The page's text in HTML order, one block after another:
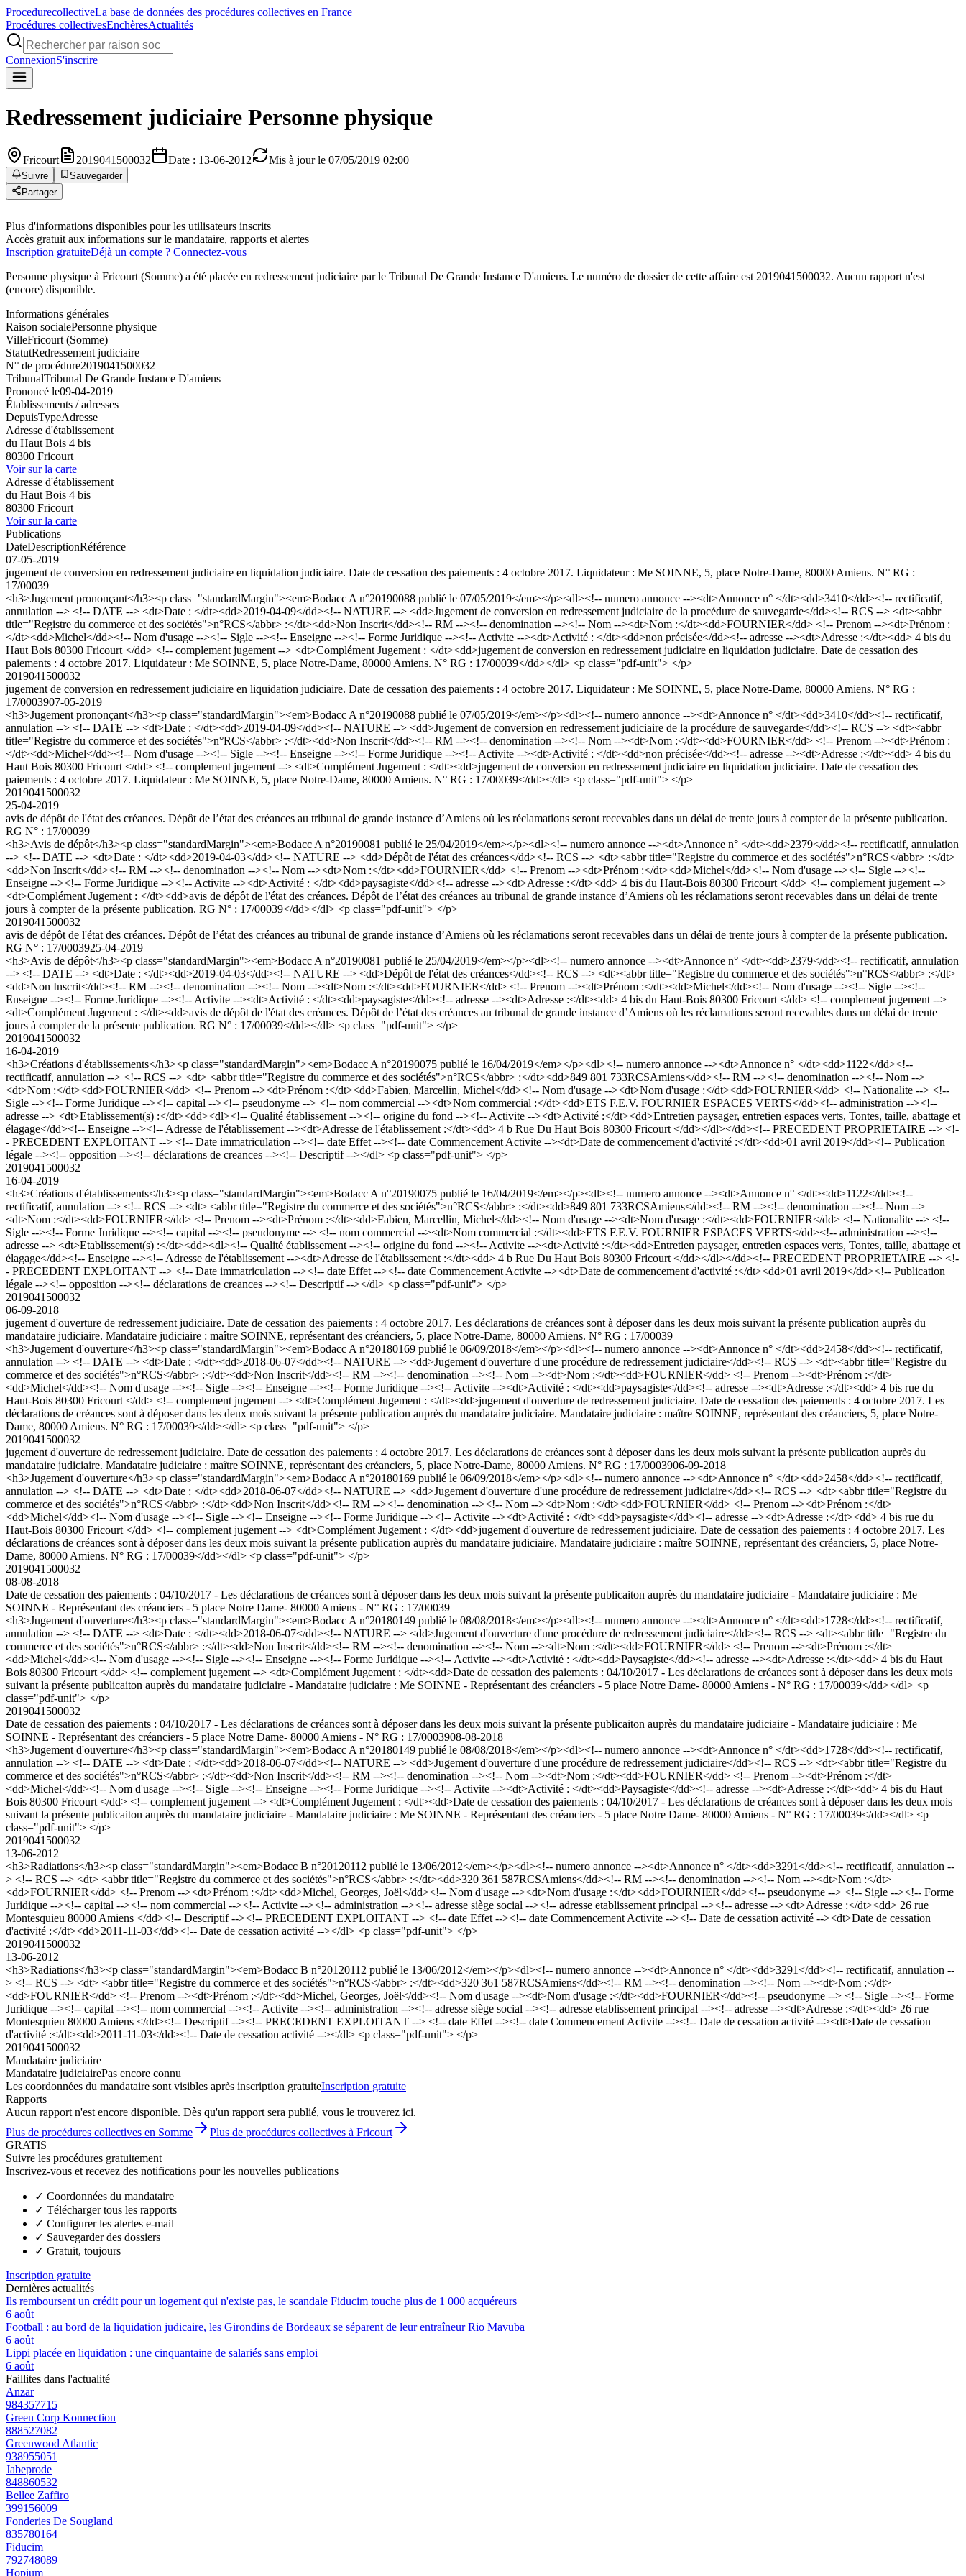
ProcedurecollectiveLa base de données des procédures collectives en France
Procédures collectivesEnchèresActualités
ConnexionS'inscrire
Redressement judiciaire Personne physique
Fricourt 2019041500032 Date : 13-06-2012 Mis à jour le 07/05/2019 02:00
Suivre
Sauvegarder
Partager
Plus d'informations disponibles pour les utilisateurs inscrits
Accès gratuit aux informations sur le mandataire, rapports et alertes
Inscription gratuiteDéjà un compte ? Connectez-vous
Personne physique à Fricourt (Somme) a été placée en redressement judiciaire par le Tribunal De Grande Instance D'amiens. Le numéro de dossier de cette affaire est 2019041500032. Aucun rapport n'est
(encore) disponible.
Informations générales
Raison socialePersonne physique
VilleFricourt (Somme)
StatutRedressement judiciaire
N° de procédure2019041500032
TribunalTribunal De Grande Instance D'amiens
Prononcé le09-04-2019
Établissements / adresses
DepuisTypeAdresse
Adresse d'établissement
du Haut Bois 4 bis
80300 Fricourt
Voir sur la carte
Adresse d'établissement
du Haut Bois 4 bis
80300 Fricourt
Voir sur la carte
Publications
DateDescriptionRéférence
07-05-2019
jugement de conversion en redressement judiciaire en liquidation judiciaire. Date de cessation des paiements : 4 octobre 2017. Liquidateur : Me SOINNE, 5, place Notre-Dame, 80000 Amiens. N° RG :
17/00039
<h3>Jugement prononçant</h3><p class="standardMargin"><em>Bodacc A n°20190088 publié le 07/05/2019</em></p><dl><!-- numero annonce --><dt>Annonce n° </dt><dd>3410</dd><!-- rectificatif,
annulation --> <!-- DATE --> <dt>Date : </dt><dd>2019-04-09</dd><!-- NATURE --> <dd>Jugement de conversion en redressement judiciaire de la procédure de sauvegarde</dd><!-- RCS --> <dt><abbr
title="Registre du commerce et des sociétés">n°RCS</abbr> :</dt><dd>Non Inscrit</dd><!-- RM --><!-- denomination --><!-- Nom --><dt>Nom :</dt><dd>FOURNIER</dd> <!-- Prenom --><dt>Prénom :
</dt><dd>Michel</dd><!-- Nom d'usage --><!-- Sigle --><!-- Enseigne --><!-- Forme Juridique --><!-- Activite --><dt>Activité : </dt><dd>non précisée</dd><!-- adresse --><dt>Adresse :</dt><dd> 4 bis du
Haut Bois 80300 Fricourt </dd> <!-- complement jugement --> <dt>Complément Jugement : </dt><dd>jugement de conversion en redressement judiciaire en liquidation judiciaire. Date de cessation des
paiements : 4 octobre 2017. Liquidateur : Me SOINNE, 5, place Notre-Dame, 80000 Amiens. N° RG : 17/00039</dd></dl> <p class="pdf-unit"> </p>
2019041500032
jugement de conversion en redressement judiciaire en liquidation judiciaire. Date de cessation des paiements : 4 octobre 2017. Liquidateur : Me SOINNE, 5, place Notre-Dame, 80000 Amiens. N° RG :
17/0003907-05-2019
<h3>Jugement prononçant</h3><p class="standardMargin"><em>Bodacc A n°20190088 publié le 07/05/2019</em></p><dl><!-- numero annonce --><dt>Annonce n° </dt><dd>3410</dd><!-- rectificatif,
annulation --> <!-- DATE --> <dt>Date : </dt><dd>2019-04-09</dd><!-- NATURE --> <dd>Jugement de conversion en redressement judiciaire de la procédure de sauvegarde</dd><!-- RCS --> <dt><abbr
title="Registre du commerce et des sociétés">n°RCS</abbr> :</dt><dd>Non Inscrit</dd><!-- RM --><!-- denomination --><!-- Nom --><dt>Nom :</dt><dd>FOURNIER</dd> <!-- Prenom --><dt>Prénom :
</dt><dd>Michel</dd><!-- Nom d'usage --><!-- Sigle --><!-- Enseigne --><!-- Forme Juridique --><!-- Activite --><dt>Activité : </dt><dd>non précisée</dd><!-- adresse --><dt>Adresse :</dt><dd> 4 bis du
Haut Bois 80300 Fricourt </dd> <!-- complement jugement --> <dt>Complément Jugement : </dt><dd>jugement de conversion en redressement judiciaire en liquidation judiciaire. Date de cessation des
paiements : 4 octobre 2017. Liquidateur : Me SOINNE, 5, place Notre-Dame, 80000 Amiens. N° RG : 17/00039</dd></dl> <p class="pdf-unit"> </p>
2019041500032
25-04-2019
avis de dépôt de l'état des créances. Dépôt de l’état des créances au tribunal de grande instance d’Amiens où les réclamations seront recevables dans un délai de trente jours à compter de la présente publication.
RG N° : 17/00039
<h3>Avis de dépôt</h3><p class="standardMargin"><em>Bodacc A n°20190081 publié le 25/04/2019</em></p><dl><!-- numero annonce --><dt>Annonce n° </dt><dd>2379</dd><!-- rectificatif, annulation
--> <!-- DATE --> <dt>Date : </dt><dd>2019-04-03</dd><!-- NATURE --> <dd>Dépôt de l'état des créances</dd><!-- RCS --> <dt><abbr title="Registre du commerce et des sociétés">n°RCS</abbr> :</dt>
<dd>Non Inscrit</dd><!-- RM --><!-- denomination --><!-- Nom --><dt>Nom :</dt><dd>FOURNIER</dd> <!-- Prenom --><dt>Prénom :</dt><dd>Michel</dd><!-- Nom d'usage --><!-- Sigle --><!--
Enseigne --><!-- Forme Juridique --><!-- Activite --><dt>Activité : </dt><dd>paysagiste</dd><!-- adresse --><dt>Adresse :</dt><dd> 4 bis du Haut-Bois 80300 Fricourt </dd> <!-- complement jugement -->
<dt>Complément Jugement : </dt><dd>avis de dépôt de l'état des créances. Dépôt de l’état des créances au tribunal de grande instance d’Amiens où les réclamations seront recevables dans un délai de trente
jours à compter de la présente publication. RG N° : 17/00039</dd></dl> <p class="pdf-unit"> </p>
2019041500032
avis de dépôt de l'état des créances. Dépôt de l’état des créances au tribunal de grande instance d’Amiens où les réclamations seront recevables dans un délai de trente jours à compter de la présente publication.
RG N° : 17/0003925-04-2019
<h3>Avis de dépôt</h3><p class="standardMargin"><em>Bodacc A n°20190081 publié le 25/04/2019</em></p><dl><!-- numero annonce --><dt>Annonce n° </dt><dd>2379</dd><!-- rectificatif, annulation
--> <!-- DATE --> <dt>Date : </dt><dd>2019-04-03</dd><!-- NATURE --> <dd>Dépôt de l'état des créances</dd><!-- RCS --> <dt><abbr title="Registre du commerce et des sociétés">n°RCS</abbr> :</dt>
<dd>Non Inscrit</dd><!-- RM --><!-- denomination --><!-- Nom --><dt>Nom :</dt><dd>FOURNIER</dd> <!-- Prenom --><dt>Prénom :</dt><dd>Michel</dd><!-- Nom d'usage --><!-- Sigle --><!--
Enseigne --><!-- Forme Juridique --><!-- Activite --><dt>Activité : </dt><dd>paysagiste</dd><!-- adresse --><dt>Adresse :</dt><dd> 4 bis du Haut-Bois 80300 Fricourt </dd> <!-- complement jugement -->
<dt>Complément Jugement : </dt><dd>avis de dépôt de l'état des créances. Dépôt de l’état des créances au tribunal de grande instance d’Amiens où les réclamations seront recevables dans un délai de trente
jours à compter de la présente publication. RG N° : 17/00039</dd></dl> <p class="pdf-unit"> </p>
2019041500032
16-04-2019
<h3>Créations d'établissements</h3><p class="standardMargin"><em>Bodacc A n°20190075 publié le 16/04/2019</em></p><dl><!-- numero annonce --><dt>Annonce n° </dt><dd>1122</dd><!--
rectificatif, annulation --> <!-- RCS --> <dt> <abbr title="Registre du commerce et des sociétés">n°RCS</abbr> :</dt><dd>849 801 733RCSAmiens</dd><!-- RM --><!-- denomination --><!-- Nom -->
<dt>Nom :</dt><dd>FOURNIER</dd> <!-- Prenom --><dt>Prénom :</dt><dd>Fabien, Marcellin, Michel</dd><!-- Nom d'usage --><dt>Nom d'usage :</dt><dd>FOURNIER</dd> <!-- Nationalite --> <!--
Sigle --><!-- Forme Juridique --><!-- capital --><!-- pseudonyme --> <!-- nom commercial --><dt>Nom commercial :</dt><dd>ETS F.E.V. FOURNIER ESPACES VERTS</dd><!-- administration --><!--
adresse --> <dt>Etablissement(s) :</dt><dd><dl><!-- Qualité établissement --><!-- origine du fond --><!-- Activite --><dt>Activité :</dt><dd>Entretien paysager, entretien espaces verts, Tontes, taille, abattage et
élagage</dd><!-- Enseigne --><!-- Adresse de l'établissement --><dt>Adresse de l'établissement :</dt><dd> 4 b Rue Du Haut Bois 80300 Fricourt </dd></dl></dd><!-- PRECEDENT PROPRIETAIRE --> <!-
- PRECEDENT EXPLOITANT --> <!-- Date immatriculation --><!-- date Effet --><!-- date Commencement Activite --><dt>Date de commencement d'activité :</dt><dd>01 avril 2019</dd><!-- Publication
légale --><!-- opposition --><!-- déclarations de creances --><!-- Descriptif --></dl> <p class="pdf-unit"> </p>
2019041500032
16-04-2019
<h3>Créations d'établissements</h3><p class="standardMargin"><em>Bodacc A n°20190075 publié le 16/04/2019</em></p><dl><!-- numero annonce --><dt>Annonce n° </dt><dd>1122</dd><!--
rectificatif, annulation --> <!-- RCS --> <dt> <abbr title="Registre du commerce et des sociétés">n°RCS</abbr> :</dt><dd>849 801 733RCSAmiens</dd><!-- RM --><!-- denomination --><!-- Nom -->
<dt>Nom :</dt><dd>FOURNIER</dd> <!-- Prenom --><dt>Prénom :</dt><dd>Fabien, Marcellin, Michel</dd><!-- Nom d'usage --><dt>Nom d'usage :</dt><dd>FOURNIER</dd> <!-- Nationalite --> <!--
Sigle --><!-- Forme Juridique --><!-- capital --><!-- pseudonyme --> <!-- nom commercial --><dt>Nom commercial :</dt><dd>ETS F.E.V. FOURNIER ESPACES VERTS</dd><!-- administration --><!--
adresse --> <dt>Etablissement(s) :</dt><dd><dl><!-- Qualité établissement --><!-- origine du fond --><!-- Activite --><dt>Activité :</dt><dd>Entretien paysager, entretien espaces verts, Tontes, taille, abattage et
élagage</dd><!-- Enseigne --><!-- Adresse de l'établissement --><dt>Adresse de l'établissement :</dt><dd> 4 b Rue Du Haut Bois 80300 Fricourt </dd></dl></dd><!-- PRECEDENT PROPRIETAIRE --> <!-
- PRECEDENT EXPLOITANT --> <!-- Date immatriculation --><!-- date Effet --><!-- date Commencement Activite --><dt>Date de commencement d'activité :</dt><dd>01 avril 2019</dd><!-- Publication
légale --><!-- opposition --><!-- déclarations de creances --><!-- Descriptif --></dl> <p class="pdf-unit"> </p>
2019041500032
06-09-2018
jugement d'ouverture de redressement judiciaire. Date de cessation des paiements : 4 octobre 2017. Les déclarations de créances sont à déposer dans les deux mois suivant la présente publication auprès du
mandataire judiciaire. Mandataire judiciaire : maître SOINNE, représentant des créanciers, 5, place Notre-Dame, 80000 Amiens. N° RG : 17/00039
<h3>Jugement d'ouverture</h3><p class="standardMargin"><em>Bodacc A n°20180169 publié le 06/09/2018</em></p><dl><!-- numero annonce --><dt>Annonce n° </dt><dd>2458</dd><!-- rectificatif,
annulation --> <!-- DATE --> <dt>Date : </dt><dd>2018-06-07</dd><!-- NATURE --> <dd>Jugement d'ouverture d'une procédure de redressement judiciaire</dd><!-- RCS --> <dt><abbr title="Registre du
commerce et des sociétés">n°RCS</abbr> :</dt><dd>Non Inscrit</dd><!-- RM --><!-- denomination --><!-- Nom --><dt>Nom :</dt><dd>FOURNIER</dd> <!-- Prenom --><dt>Prénom :</dt>
<dd>Michel</dd><!-- Nom d'usage --><!-- Sigle --><!-- Enseigne --><!-- Forme Juridique --><!-- Activite --><dt>Activité : </dt><dd>paysagiste</dd><!-- adresse --><dt>Adresse :</dt><dd> 4 bis rue du
Haut-Bois 80300 Fricourt </dd> <!-- complement jugement --> <dt>Complément Jugement : </dt><dd>jugement d'ouverture de redressement judiciaire. Date de cessation des paiements : 4 octobre 2017. Les
déclarations de créances sont à déposer dans les deux mois suivant la présente publication auprès du mandataire judiciaire. Mandataire judiciaire : maître SOINNE, représentant des créanciers, 5, place Notre-
Dame, 80000 Amiens. N° RG : 17/00039</dd></dl> <p class="pdf-unit"> </p>
2019041500032
jugement d'ouverture de redressement judiciaire. Date de cessation des paiements : 4 octobre 2017. Les déclarations de créances sont à déposer dans les deux mois suivant la présente publication auprès du
mandataire judiciaire. Mandataire judiciaire : maître SOINNE, représentant des créanciers, 5, place Notre-Dame, 80000 Amiens. N° RG : 17/0003906-09-2018
<h3>Jugement d'ouverture</h3><p class="standardMargin"><em>Bodacc A n°20180169 publié le 06/09/2018</em></p><dl><!-- numero annonce --><dt>Annonce n° </dt><dd>2458</dd><!-- rectificatif,
annulation --> <!-- DATE --> <dt>Date : </dt><dd>2018-06-07</dd><!-- NATURE --> <dd>Jugement d'ouverture d'une procédure de redressement judiciaire</dd><!-- RCS --> <dt><abbr title="Registre du
commerce et des sociétés">n°RCS</abbr> :</dt><dd>Non Inscrit</dd><!-- RM --><!-- denomination --><!-- Nom --><dt>Nom :</dt><dd>FOURNIER</dd> <!-- Prenom --><dt>Prénom :</dt>
<dd>Michel</dd><!-- Nom d'usage --><!-- Sigle --><!-- Enseigne --><!-- Forme Juridique --><!-- Activite --><dt>Activité : </dt><dd>paysagiste</dd><!-- adresse --><dt>Adresse :</dt><dd> 4 bis rue du
Haut-Bois 80300 Fricourt </dd> <!-- complement jugement --> <dt>Complément Jugement : </dt><dd>jugement d'ouverture de redressement judiciaire. Date de cessation des paiements : 4 octobre 2017. Les
déclarations de créances sont à déposer dans les deux mois suivant la présente publication auprès du mandataire judiciaire. Mandataire judiciaire : maître SOINNE, représentant des créanciers, 5, place Notre-
Dame, 80000 Amiens. N° RG : 17/00039</dd></dl> <p class="pdf-unit"> </p>
2019041500032
08-08-2018
Date de cessation des paiements : 04/10/2017 - Les déclarations de créances sont à déposer dans les deux mois suivant la présente publicaiton auprès du mandataire judiciaire - Mandataire judiciaire : Me
SOINNE - Représentant des créanciers - 5 place Notre Dame- 80000 Amiens - N° RG : 17/00039
<h3>Jugement d'ouverture</h3><p class="standardMargin"><em>Bodacc A n°20180149 publié le 08/08/2018</em></p><dl><!-- numero annonce --><dt>Annonce n° </dt><dd>1728</dd><!-- rectificatif,
annulation --> <!-- DATE --> <dt>Date : </dt><dd>2018-06-07</dd><!-- NATURE --> <dd>Jugement d'ouverture d'une procédure de redressement judiciaire</dd><!-- RCS --> <dt><abbr title="Registre du
commerce et des sociétés">n°RCS</abbr> :</dt><dd>Non Inscrit</dd><!-- RM --><!-- denomination --><!-- Nom --><dt>Nom :</dt><dd>FOURNIER</dd> <!-- Prenom --><dt>Prénom :</dt>
<dd>Michel</dd><!-- Nom d'usage --><!-- Sigle --><!-- Enseigne --><!-- Forme Juridique --><!-- Activite --><dt>Activité : </dt><dd>Paysagiste</dd><!-- adresse --><dt>Adresse :</dt><dd> 4 bis du Haut
Bois 80300 Fricourt </dd> <!-- complement jugement --> <dt>Complément Jugement : </dt><dd>Date de cessation des paiements : 04/10/2017 - Les déclarations de créances sont à déposer dans les deux mois
suivant la présente publicaiton auprès du mandataire judiciaire - Mandataire judiciaire : Me SOINNE - Représentant des créanciers - 5 place Notre Dame- 80000 Amiens - N° RG : 17/00039</dd></dl> <p
class="pdf-unit"> </p>
2019041500032
Date de cessation des paiements : 04/10/2017 - Les déclarations de créances sont à déposer dans les deux mois suivant la présente publicaiton auprès du mandataire judiciaire - Mandataire judiciaire : Me
SOINNE - Représentant des créanciers - 5 place Notre Dame- 80000 Amiens - N° RG : 17/0003908-08-2018
<h3>Jugement d'ouverture</h3><p class="standardMargin"><em>Bodacc A n°20180149 publié le 08/08/2018</em></p><dl><!-- numero annonce --><dt>Annonce n° </dt><dd>1728</dd><!-- rectificatif,
annulation --> <!-- DATE --> <dt>Date : </dt><dd>2018-06-07</dd><!-- NATURE --> <dd>Jugement d'ouverture d'une procédure de redressement judiciaire</dd><!-- RCS --> <dt><abbr title="Registre du
commerce et des sociétés">n°RCS</abbr> :</dt><dd>Non Inscrit</dd><!-- RM --><!-- denomination --><!-- Nom --><dt>Nom :</dt><dd>FOURNIER</dd> <!-- Prenom --><dt>Prénom :</dt>
<dd>Michel</dd><!-- Nom d'usage --><!-- Sigle --><!-- Enseigne --><!-- Forme Juridique --><!-- Activite --><dt>Activité : </dt><dd>Paysagiste</dd><!-- adresse --><dt>Adresse :</dt><dd> 4 bis du Haut
Bois 80300 Fricourt </dd> <!-- complement jugement --> <dt>Complément Jugement : </dt><dd>Date de cessation des paiements : 04/10/2017 - Les déclarations de créances sont à déposer dans les deux mois
suivant la présente publicaiton auprès du mandataire judiciaire - Mandataire judiciaire : Me SOINNE - Représentant des créanciers - 5 place Notre Dame- 80000 Amiens - N° RG : 17/00039</dd></dl> <p
class="pdf-unit"> </p>
2019041500032
13-06-2012
<h3>Radiations</h3><p class="standardMargin"><em>Bodacc B n°20120112 publié le 13/06/2012</em></p><dl><!-- numero annonce --><dt>Annonce n° </dt><dd>3291</dd><!-- rectificatif, annulation --
> <!-- RCS --> <dt> <abbr title="Registre du commerce et des sociétés">n°RCS</abbr> :</dt><dd>320 361 587RCSAmiens</dd><!-- RM --><!-- denomination --><!-- Nom --><dt>Nom :</dt>
<dd>FOURNIER</dd> <!-- Prenom --><dt>Prénom :</dt><dd>Michel, Georges, Joël</dd><!-- Nom d'usage --><dt>Nom d'usage :</dt><dd>FOURNIER</dd><!-- pseudonyme --> <!-- Sigle --><!-- Forme
Juridique --><!-- capital --><!-- nom commercial --><!-- Activite --><!-- administration --><!-- adresse siège social --><!-- adresse etablissement principal --><!-- adresse --><dt>Adresse :</dt><dd> 26 rue
Montesquieu 80000 Amiens </dd><!-- Descriptif --><!-- PRECEDENT EXPLOITANT --> <!-- date Effet --><!-- date Commencement Activite --><!-- Date de cessation activité --><dt>Date de cessation
d'activité :</dt><dd>2011-11-03</dd><!-- Date de cessation activité --></dl> <p class="pdf-unit"> </p>
2019041500032
13-06-2012
<h3>Radiations</h3><p class="standardMargin"><em>Bodacc B n°20120112 publié le 13/06/2012</em></p><dl><!-- numero annonce --><dt>Annonce n° </dt><dd>3291</dd><!-- rectificatif, annulation --
> <!-- RCS --> <dt> <abbr title="Registre du commerce et des sociétés">n°RCS</abbr> :</dt><dd>320 361 587RCSAmiens</dd><!-- RM --><!-- denomination --><!-- Nom --><dt>Nom :</dt>
<dd>FOURNIER</dd> <!-- Prenom --><dt>Prénom :</dt><dd>Michel, Georges, Joël</dd><!-- Nom d'usage --><dt>Nom d'usage :</dt><dd>FOURNIER</dd><!-- pseudonyme --> <!-- Sigle --><!-- Forme
Juridique --><!-- capital --><!-- nom commercial --><!-- Activite --><!-- administration --><!-- adresse siège social --><!-- adresse etablissement principal --><!-- adresse --><dt>Adresse :</dt><dd> 26 rue
Montesquieu 80000 Amiens </dd><!-- Descriptif --><!-- PRECEDENT EXPLOITANT --> <!-- date Effet --><!-- date Commencement Activite --><!-- Date de cessation activité --><dt>Date de cessation
d'activité :</dt><dd>2011-11-03</dd><!-- Date de cessation activité --></dl> <p class="pdf-unit"> </p>
2019041500032
Mandataire judiciaire
Mandataire judiciairePas encore connu
Les coordonnées du mandataire sont visibles après inscription gratuiteInscription gratuite
Rapports
Aucun rapport n'est encore disponible. Dès qu'un rapport sera publié, vous le trouverez ici.
Plus de procédures collectives en Somme
Plus de procédures collectives à Fricourt
GRATIS
Suivre les procédures gratuitement
Inscrivez-vous et recevez des notifications pour les nouvelles publications
✓ Coordonnées du mandataire
✓ Télécharger tous les rapports
✓ Configurer les alertes e-mail
✓ Sauvegarder des dossiers
✓ Gratuit, toujours
Inscription gratuite
Dernières actualités
Ils remboursent un crédit pour un logement qui n'existe pas, le scandale Fiducim touche plus de 1 000 acquéreurs
6 août
Football : au bord de la liquidation judicaire, les Girondins de Bordeaux se séparent de leur entraîneur Rio Mavuba
6 août
Lippi placée en liquidation : une cinquantaine de salariés sans emploi
6 août
Faillites dans l'actualité
Anzar
984357715
Green Corp Konnection
888527082
Greenwood Atlantic
938955051
Jabeprode
848860532
Bellee Zaffiro
399156009
Fonderies De Sougland
835780164
Fiducim
792748089
Hopium